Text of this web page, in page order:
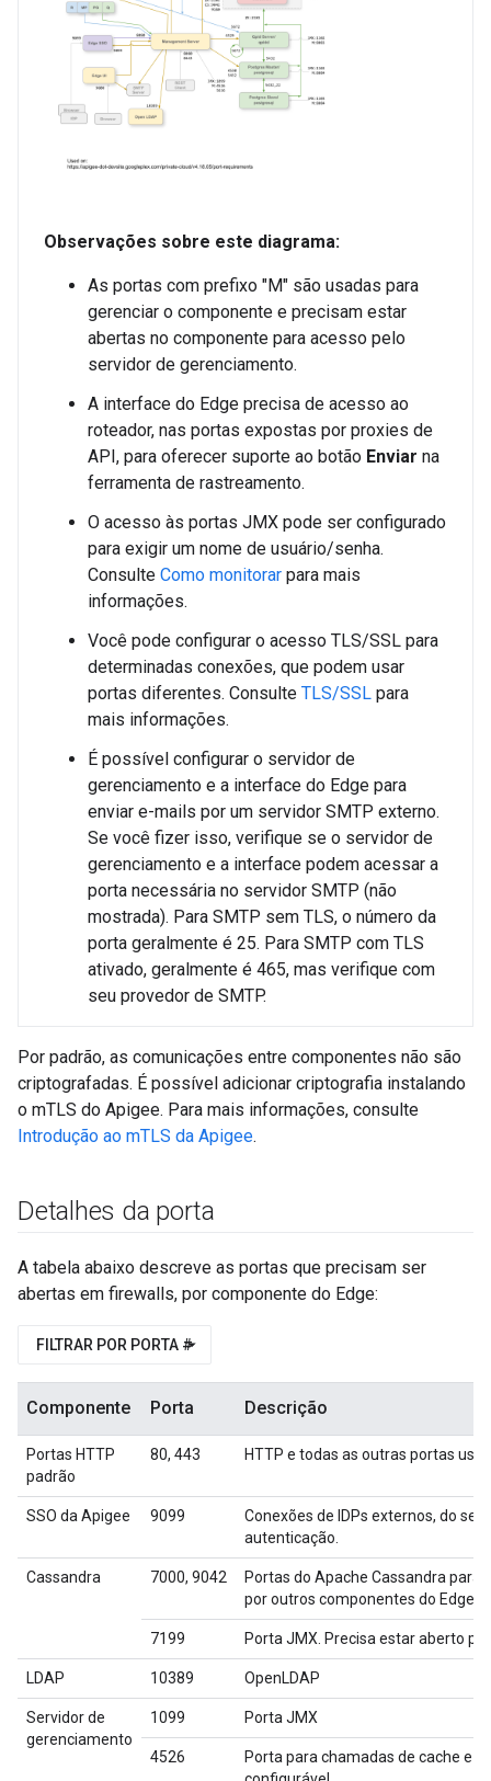
Observações sobre este diagrama:
As portas com prefixo "M" são usadas para
gerenciar o componente e precisam estar
abertas no componente para acesso pelo
servidor de gerenciamento.
A interface do Edge precisa de acesso ao
roteador, nas portas expostas por proxies de
API, para oferecer suporte ao botão Enviar na
ferramenta de rastreamento.
O acesso às portas JMX pode ser configurado
para exigir um nome de usuário/senha.
Consulte Como monitorar para mais
informações.
Você pode configurar o acesso TLS/SSL para
determinadas conexões, que podem usar
portas diferentes. Consulte TLS/SSL para
mais informações.
É possível configurar o servidor de
gerenciamento e a interface do Edge para
enviar e-mails por um servidor SMTP externo.
Se você fizer isso, verifique se o servidor de
gerenciamento e a interface podem acessar a
porta necessária no servidor SMTP (não
mostrada). Para SMTP sem TLS, o número da
porta geralmente é 25. Para SMTP com TLS
ativado, geralmente é 465, mas verifique com
seu provedor de SMTP.
Por padrão, as comunicações entre componentes não são
criptografadas. É possível adicionar criptografia instalando
o mTLS do Apigee. Para mais informações, consulte
Introdução ao mTLS da Apigee.
Detalhes da porta
A tabela abaixo descreve as portas que precisam ser
abertas em firewalls, por componente do Edge:
FILTRAR POR PORTA #
Componente Porta Descrição
Portas HTTP
padrão
80, 443 HTTP e todas as outras portas
SSO da Apigee 9099
Conexões de IDPs externos, do
autenticação.
Cassandra 7000, 9042
Portas do Apache Cassandra para
por outros componentes do Edge.
7199 Porta JMX. Precisa estar aberto
LDAP 10389 OpenLDAP
Servidor de
gerenciamento
1099 Porta JMX
4526
Porta para chamadas de cache e